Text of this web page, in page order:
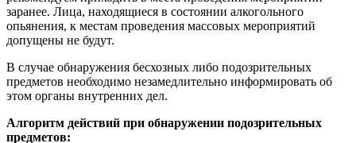
заранее. Лица, находящиеся в состоянии алкогольного
опьянения, к местам проведения массовых мероприятий
допущены не будут.
В случае обнаружения бесхозных либо подозрительных
предметов необходимо незамедлительно информировать об
этом органы внутренних дел.
Алгоритм действий при обнаружении подозрительных
предметов: